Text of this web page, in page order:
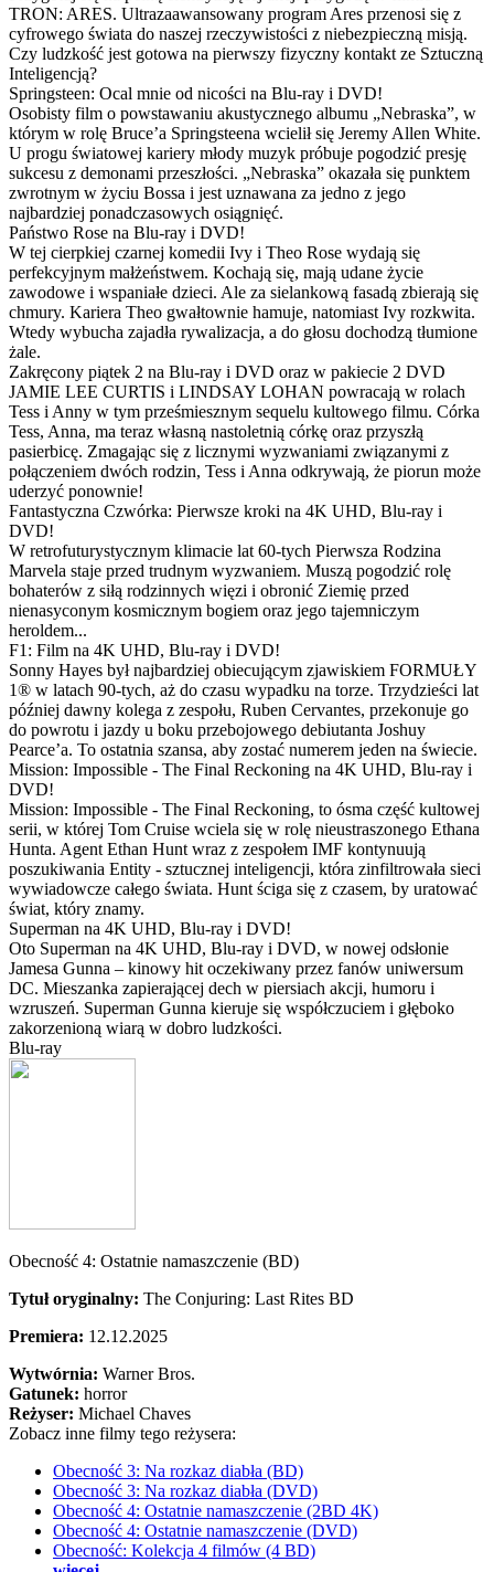
TRON: ARES. Ultrazaawansowany program Ares przenosi się z
cyfrowego świata do naszej rzeczywistości z niebezpieczną misją.
Czy ludzkość jest gotowa na pierwszy fizyczny kontakt ze Sztuczną
Inteligencją?
Springsteen: Ocal mnie od nicości na Blu-ray i DVD!
Osobisty film o powstawaniu akustycznego albumu „Nebraska”, w
którym w rolę Bruce’a Springsteena wcielił się Jeremy Allen White.
U progu światowej kariery młody muzyk próbuje pogodzić presję
sukcesu z demonami przeszłości. „Nebraska” okazała się punktem
zwrotnym w życiu Bossa i jest uznawana za jedno z jego
najbardziej ponadczasowych osiągnięć.
Państwo Rose na Blu-ray i DVD!
W tej cierpkiej czarnej komedii Ivy i Theo Rose wydają się
perfekcyjnym małżeństwem. Kochają się, mają udane życie
zawodowe i wspaniałe dzieci. Ale za sielankową fasadą zbierają się
chmury. Kariera Theo gwałtownie hamuje, natomiast Ivy rozkwita.
Wtedy wybucha zajadła rywalizacja, a do głosu dochodzą tłumione
żale.
Zakręcony piątek 2 na Blu-ray i DVD oraz w pakiecie 2 DVD
JAMIE LEE CURTIS i LINDSAY LOHAN powracają w rolach
Tess i Anny w tym prześmiesznym sequelu kultowego filmu. Córka
Tess, Anna, ma teraz własną nastoletnią córkę oraz przyszłą
pasierbicę. Zmagając się z licznymi wyzwaniami związanymi z
połączeniem dwóch rodzin, Tess i Anna odkrywają, że piorun może
uderzyć ponownie!
Fantastyczna Czwórka: Pierwsze kroki na 4K UHD, Blu-ray i
DVD!
W retrofuturystycznym klimacie lat 60-tych Pierwsza Rodzina
Marvela staje przed trudnym wyzwaniem. Muszą pogodzić rolę
bohaterów z siłą rodzinnych więzi i obronić Ziemię przed
nienasyconym kosmicznym bogiem oraz jego tajemniczym
heroldem...
F1: Film na 4K UHD, Blu-ray i DVD!
Sonny Hayes był najbardziej obiecującym zjawiskiem FORMUŁY
1® w latach 90-tych, aż do czasu wypadku na torze. Trzydzieści lat
później dawny kolega z zespołu, Ruben Cervantes, przekonuje go
do powrotu i jazdy u boku przebojowego debiutanta Joshuy
Pearce’a. To ostatnia szansa, aby zostać numerem jeden na świecie.
Mission: Impossible - The Final Reckoning na 4K UHD, Blu-ray i
DVD!
Mission: Impossible - The Final Reckoning, to ósma część kultowej
serii, w której Tom Cruise wciela się w rolę nieustraszonego Ethana
Hunta. Agent Ethan Hunt wraz z zespołem IMF kontynuują
poszukiwania Entity - sztucznej inteligencji, która zinfiltrowała sieci
wywiadowcze całego świata. Hunt ściga się z czasem, by uratować
świat, który znamy.
Superman na 4K UHD, Blu-ray i DVD!
Oto Superman na 4K UHD, Blu-ray i DVD, w nowej odsłonie
Jamesa Gunna – kinowy hit oczekiwany przez fanów uniwersum
DC. Mieszanka zapierającej dech w piersiach akcji, humoru i
wzruszeń. Superman Gunna kieruje się współczuciem i głęboko
zakorzenioną wiarą w dobro ludzkości.
Blu-ray
Obecność 4: Ostatnie namaszczenie (BD)
Tytuł oryginalny: The Conjuring: Last Rites BD
Premiera: 12.12.2025
Wytwórnia: Warner Bros.
Gatunek: horror
Reżyser: Michael Chaves
Zobacz inne filmy tego reżysera:
Obecność 3: Na rozkaz diabła (BD)
Obecność 3: Na rozkaz diabła (DVD)
Obecność 4: Ostatnie namaszczenie (2BD 4K)
Obecność 4: Ostatnie namaszczenie (DVD)
Obecność: Kolekcja 4 filmów (4 BD)